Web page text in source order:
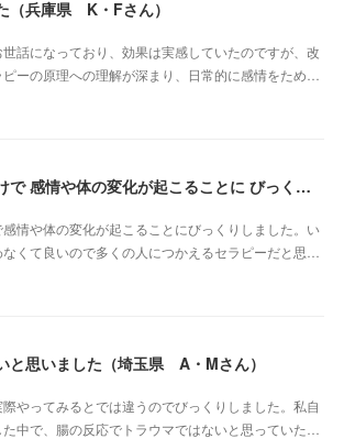
（兵庫県 K・Fさん）
話になっており、効果は実感していたのですが、改
ーの原理への理解が深まり、日常的に感情をため…
ボトルをのせるだけで 感情や体の変化が起こることに びっくりしました（三重県 S・Yさん）
情や体の変化が起こることにびっくりしました。い
くて良いので多くの人につかえるセラピーだと思…
と思いました（埼玉県 A・Mさん）
やってみるとでは違うのでびっくりしました。私自
中で、腸の反応でトラウマではないと思っていた…